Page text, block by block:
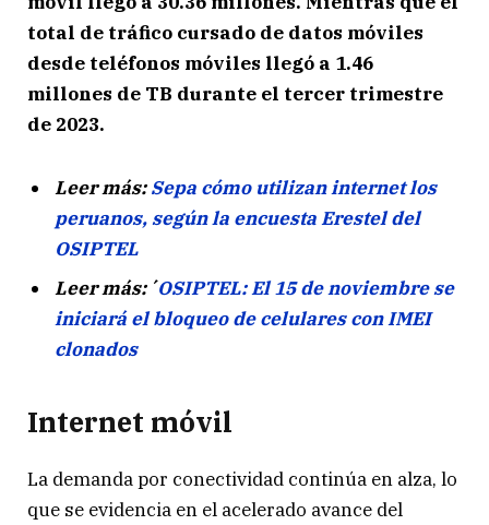
total de tráfico cursado de datos móviles
desde teléfonos móviles llegó a 1.46
millones de TB durante el tercer trimestre
de 2023.
Leer más:Sepa cómo utilizan internet los
peruanos, según la encuesta Erestel del
OSIPTEL
Leer más:´OSIPTEL: El 15 de noviembre se
iniciará el bloqueo de celulares con IMEI
clonados
Internet móvil
La demanda por conectividad continúa en alza, lo
que se evidencia en el acelerado avance del